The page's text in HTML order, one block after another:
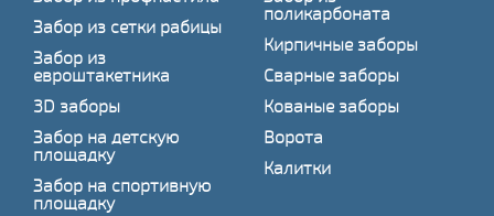
Забор из сетки рабицы
Забор из
евроштакетника
3D заборы
Забор на детскую
площадку
Забор на спортивную
площадку
поликарбоната
Кирпичные заборы
Сварные заборы
Кованые заборы
Ворота
Калитки